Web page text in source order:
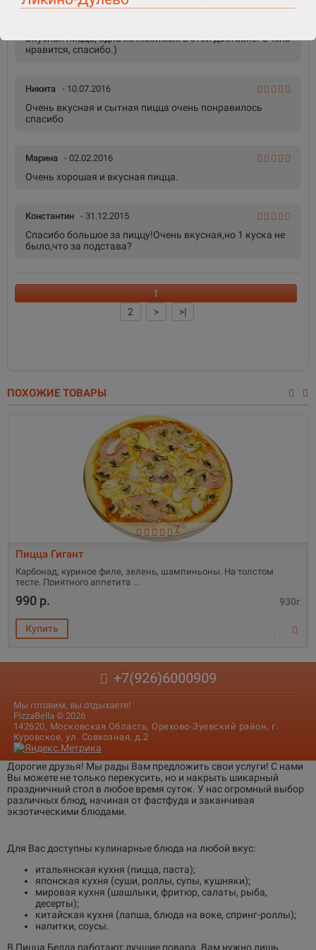
Вкусная пицца, одна из любимых в этой доставке. Очень
нравится, спасибо.)
Никита - 10.07.2016
Очень вкусная и сытная пицца очень понравилось
спасибо
Марина - 02.02.2016
Очень хорошая и вкусная пицца.
Константин - 31.12.2015
Спасибо большое за пиццу!Очень вкусная,но 1 куска не
было,что за подстава?
1
2
> >|
ПОХОЖИЕ ТОВАРЫ
7
Пицца Гигант
Карбонад, куриное филе, зелень, шампиньоны. На толстом
тесте. Приятного аппетита
930г
990 р.
+7(926)6000909
Мы готовим, вы отдыхаете!
PizzaBella © 2026
142620, Московская Область, Орехово-Зуевский район, г.
Куровское, ул. Совхозная, д.2
Дорогие друзья! Мы рады Вам предложить свои услуги! С нами
Вы можете не только перекусить, но и накрыть шикарный
праздничный стол в любое время суток. У нас огромный выбор
различных блюд, начиная от фастфуда и заканчивая
экзотическими блюдами.
Для Вас доступны кулинарные блюда на любой вкус:
итальянская кухня (пицца, паста);
японская кухня (суши, роллы, супы, кушняки);
мировая кухня (шашлыки, фритюр, салаты, рыба,
десерты);
китайская кухня (лапша, блюда на воке, спринг-роллы);
напитки, соусы.
В Пицца Белла работают лучшие повара. Вам нужно лишь